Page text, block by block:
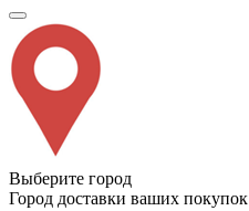
Выберите город
Город доставки ваших покупок